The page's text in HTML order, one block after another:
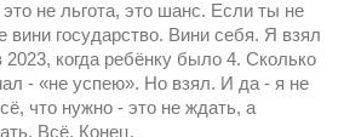
это не льгота, это шанс. Если ты не
вини государство. Вини себя. Я взял
2023, когда ребёнку было 4. Сколько
- «не успею». Но взял. И да - я не
что нужно - это не ждать, а
Всё. Конец.